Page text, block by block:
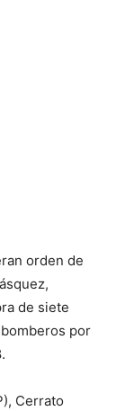
orden de
de siete
por
Cerrato